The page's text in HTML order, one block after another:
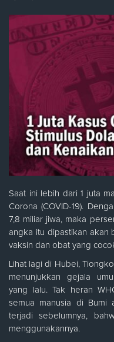
Saat ini lebih dari 1 juta
Corona (COVID-19).
7,8 miliar jiwa, maka
angka itu dipastikan akan
vaksin dan obat yang
Lihat lagi di Hubei,
menunjukkan gejala
yang lalu. Tak heran
semua manusia di Bumi
terjadi sebelumnya,
menggunakannya.